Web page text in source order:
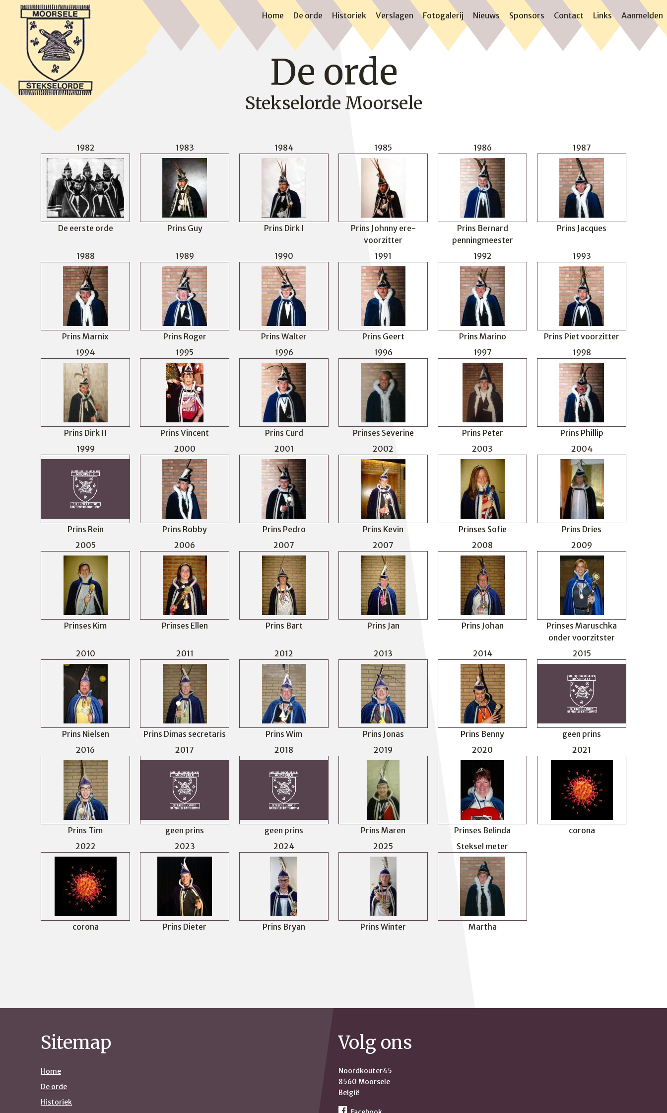
Home De orde Historiek Verslagen Fotogalerij Nieuws Sponsors Contact Links Aanmelden
De orde
Stekselorde Moorsele
1982
De eerste orde
1983
Prins Guy
1984
Prins Dirk I
1985
Prins Johnny ere-
voorzitter
1986
Prins Bernard
penningmeester
1987
Prins Jacques
1988
Prins Marnix
1989
Prins Roger
1990
Prins Walter
1991
Prins Geert
1992
Prins Marino
1993
Prins Piet voorzitter
1994
Prins Dirk II
1995
Prins Vincent
1996
Prins Curd
1996
Prinses Severine
1997
Prins Peter
1998
Prins Phillip
1999
Prins Rein
2000
Prins Robby
2001
Prins Pedro
2002
Prins Kevin
2003
Prinses Sofie
2004
Prins Dries
2005
Prinses Kim
2006
Prinses Ellen
2007
Prins Bart
2007
Prins Jan
2008
Prins Johan
2009
Prinses Maruschka
onder voorzitster
2010
Prins Nielsen
2011
Prins Dimas secretaris
2012
Prins Wim
2013
Prins Jonas
2014
Prins Benny
2015
geen prins
2016
Prins Tim
2017
geen prins
2018
geen prins
2019
Prins Maren
2020
Prinses Belinda
2021
corona
2022
corona
2023
Prins Dieter
2024
Prins Bryan
2025
Prins Winter
Steksel meter
Martha
Sitemap
Home
De orde
Historiek
Volg ons
Noordkouter45
8560 Moorsele
België